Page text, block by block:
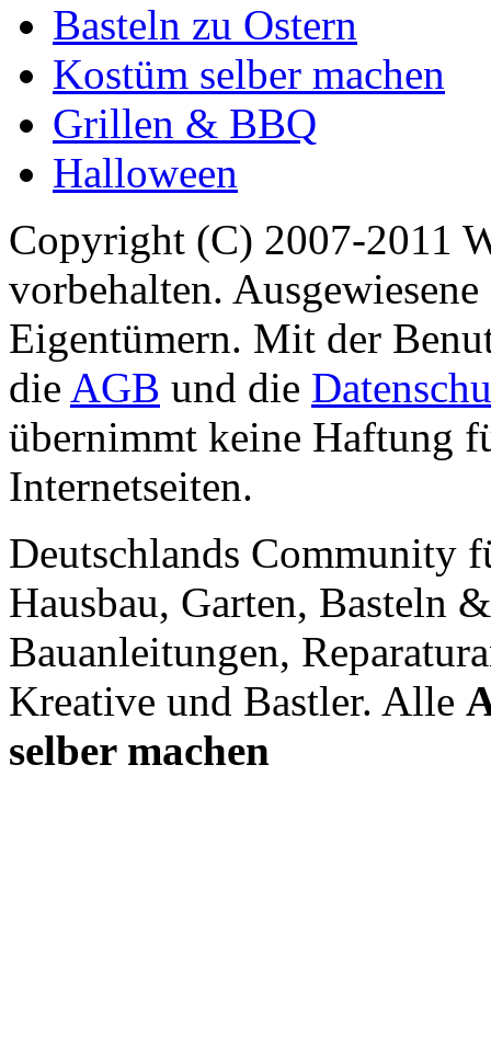
Basteln zu Ostern
Kostüm selber machen
Grillen & BBQ
Halloween
Copyright (C) 2007-2011
vorbehalten.
Eigentümern. Mit der
die AGB und die
übernimmt keine Haftung
Internetseiten.
Deutschlands Community
Hausbau, Garten, Basteln
Bauanleitungen,
Kreative und Bastler. Alle
selber machen